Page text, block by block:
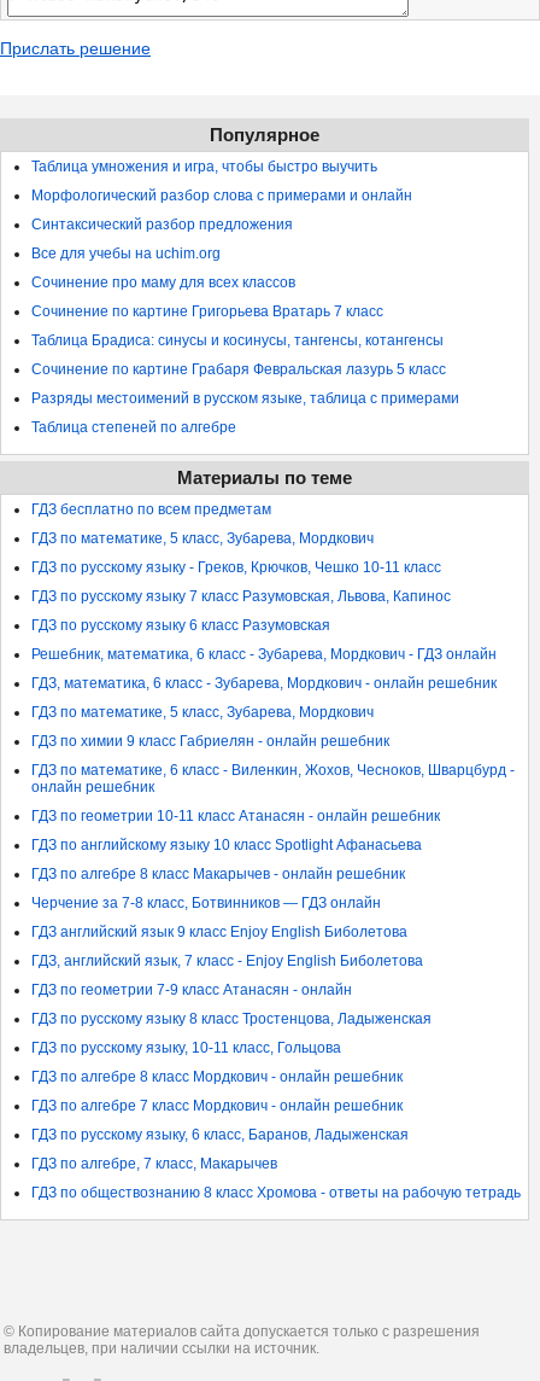
Прислать решение
Популярное
Таблица умножения и игра, чтобы быстро выучить
Морфологический разбор слова с примерами и онлайн
Синтаксический разбор предложения
Все для учебы на uchim.org
Сочинение про маму для всех классов
Сочинение по картине Григорьева Вратарь 7 класс
Таблица Брадиса: синусы и косинусы, тангенсы, котангенсы
Сочинение по картине Грабаря Февральская лазурь 5 класс
Разряды местоимений в русском языке, таблица с примерами
Таблица степеней по алгебре
Материалы по теме
ГДЗ бесплатно по всем предметам
ГДЗ по математике, 5 класс, Зубарева, Мордкович
ГДЗ по русскому языку - Греков, Крючков, Чешко 10-11 класс
ГДЗ по русскому языку 7 класс Разумовская, Львова, Капинос
ГДЗ по русскому языку 6 класс Разумовская
Решебник, математика, 6 класс - Зубарева, Мордкович - ГДЗ онлайн
ГДЗ, математика, 6 класс - Зубарева, Мордкович - онлайн решебник
ГДЗ по математике, 5 класс, Зубарева, Мордкович
ГДЗ по химии 9 класс Габриелян - онлайн решебник
ГДЗ по математике, 6 класс - Виленкин, Жохов, Чесноков, Шварцбурд -
онлайн решебник
ГДЗ по геометрии 10-11 класс Атанасян - онлайн решебник
ГДЗ по английскому языку 10 класс Spotlight Афанасьева
ГДЗ по алгебре 8 класс Макарычев - онлайн решебник
Черчение за 7-8 класс, Ботвинников — ГДЗ онлайн
ГДЗ английский язык 9 класс Enjoy English Биболетова
ГДЗ, английский язык, 7 класс - Enjoy English Биболетова
ГДЗ по геометрии 7-9 класс Атанасян - онлайн
ГДЗ по русскому языку 8 класс Тростенцова, Ладыженская
ГДЗ по русскому языку, 10-11 класс, Гольцова
ГДЗ по алгебре 8 класс Мордкович - онлайн решебник
ГДЗ по алгебре 7 класс Мордкович - онлайн решебник
ГДЗ по русскому языку, 6 класс, Баранов, Ладыженская
ГДЗ по алгебре, 7 класс, Макарычев
ГДЗ по обществознанию 8 класс Хромова - ответы на рабочую тетрадь
© Копирование материалов сайта допускается только с разрешения
владельцев, при наличии ссылки на источник.